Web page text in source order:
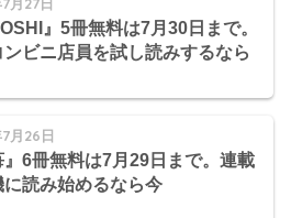
』5冊無料は7月30日まで。
ビニ店員を試し読みするなら
月26日
』6冊無料は7月29日まで。連載
に読み始めるなら今